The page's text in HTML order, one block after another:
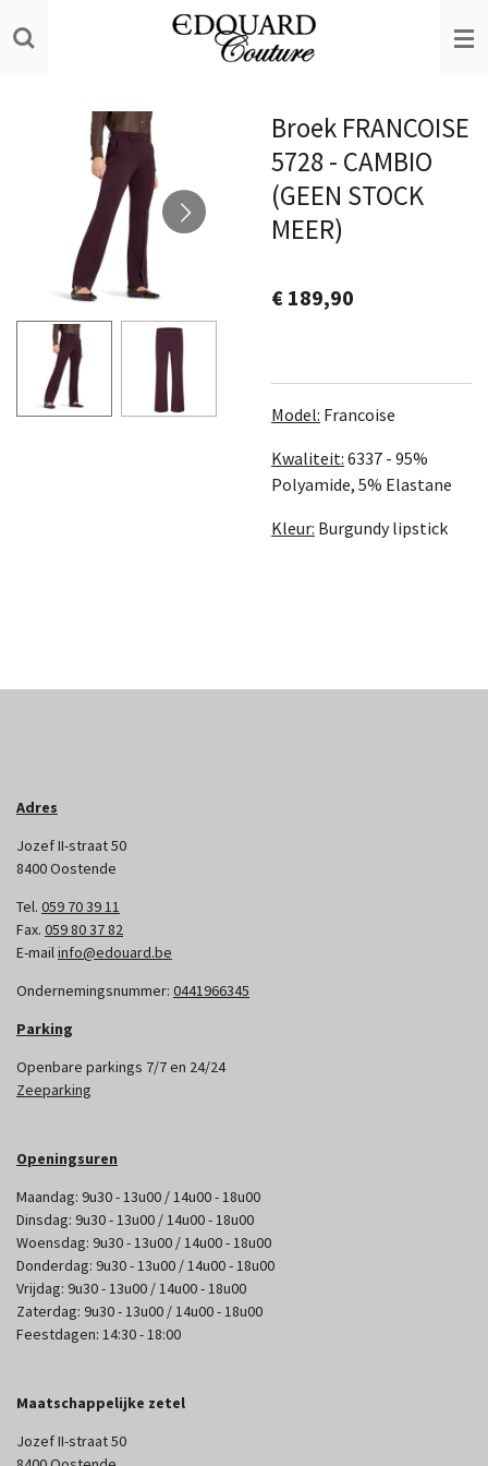
direct
hoofdinhoud
Broek FRANCOISE
5728 - CAMBIO
(GEEN STOCK
MEER)
€ 189,90
Model: Francoise
Kwaliteit: 6337 - 95%
Polyamide, 5% Elastane
Kleur: Burgundy lipstick
Adres
Jozef II-straat 50
8400 Oostende
Tel. 059 70 39 11
Fax. 059 80 37 82
E-mailinfo@edouard.be
Ondernemingsnummer: 0441966345
Parking
Openbare parkings 7/7 en 24/24
Zeeparking
Openingsuren
Maandag: 9u30 - 13u00 / 14u00 - 18u00
Dinsdag: 9u30 - 13u00 / 14u00 - 18u00
Woensdag: 9u30 - 13u00 / 14u00 - 18u00
Donderdag: 9u30 - 13u00 / 14u00 - 18u00
Vrijdag: 9u30 - 13u00 / 14u00 - 18u00
Zaterdag: 9u30 - 13u00 / 14u00 - 18u00
Feestdagen: 14:30 - 18:00
Maatschappelijke zetel
Jozef II-straat 50